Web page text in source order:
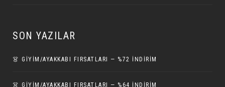
SON YAZILAR
👗 GİYİM/AYAKKABI FIRSATLARI — %72 İNDIRIM
👗 GİYİM/AYAKKABI FIRSATLARI — %64 İNDIRIM